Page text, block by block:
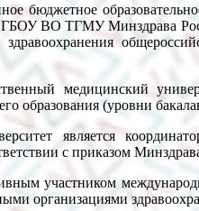
бюджетное
ВО ТГМУ Минздрава
здравоохранения
медицинский
образования (уровни
является
с приказом
участником
организациями